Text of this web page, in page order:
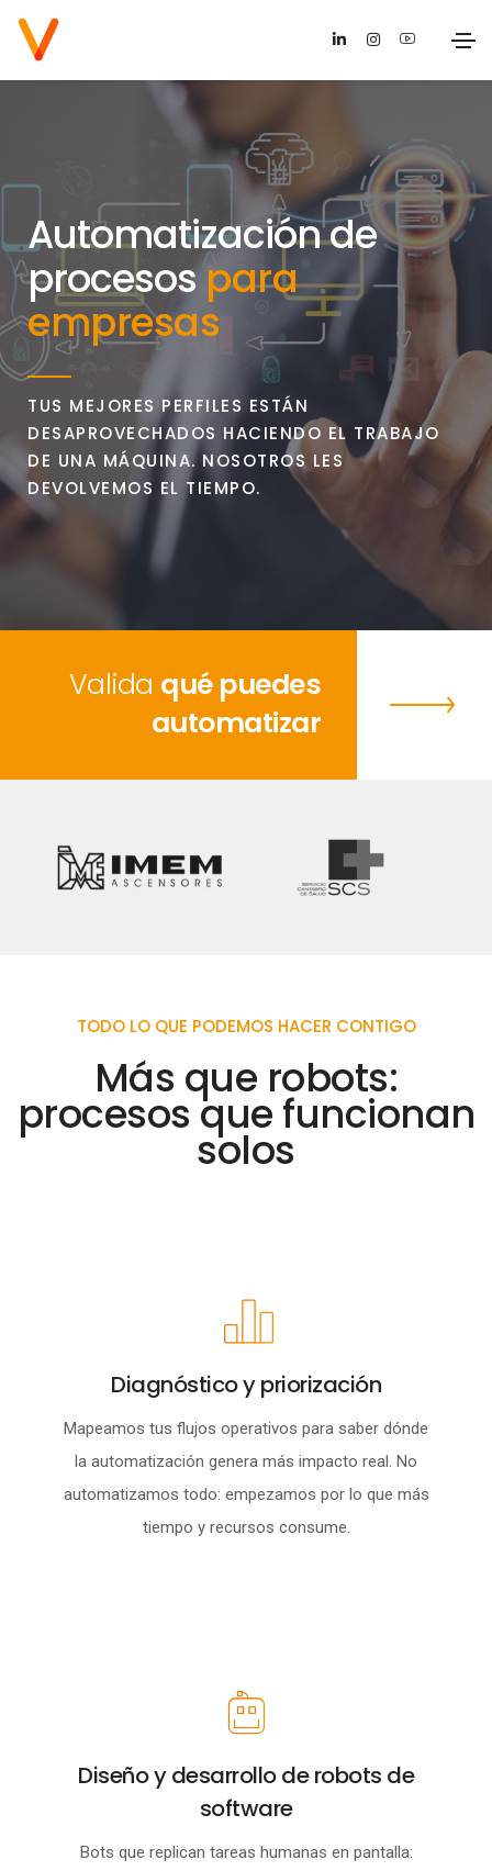
Automatización de
procesospara
empresas
TUS MEJORES PERFILES ESTÁN
DESAPROVECHADOS HACIENDO EL TRABAJO
DE UNA MÁQUINA. NOSOTROS LES
DEVOLVEMOS EL TIEMPO.
Valida qué puedes
automatizar
TODO LO QUE PODEMOS HACER CONTIGO
Más que robots:
procesos que funcionan
solos
Diagnóstico y priorización
Mapeamos tus flujos operativos para saber dónde
la automatización genera más impacto real. No
automatizamos todo: empezamos por lo que más
tiempo y recursos consume.
Diseño y desarrollo de robots de
software
Bots que replican tareas humanas en pantalla: